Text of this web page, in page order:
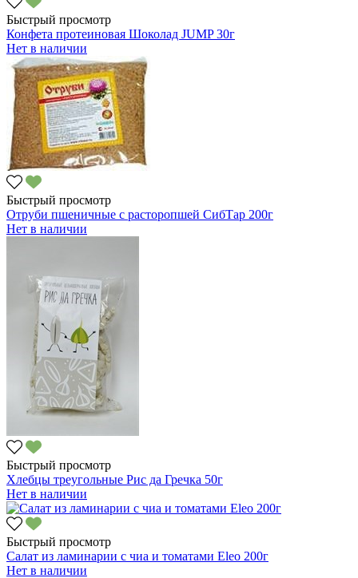
Быстрый просмотр
Конфета протеиновая Шоколад JUMP 30г
Нет в наличии
Быстрый просмотр
Отруби пшеничные с расторопшей СибТар 200г
Нет в наличии
Быстрый просмотр
Хлебцы треугольные Рис да Гречка 50г
Нет в наличии
Быстрый просмотр
Салат из ламинарии с чиа и томатами Eleo 200г
Нет в наличии